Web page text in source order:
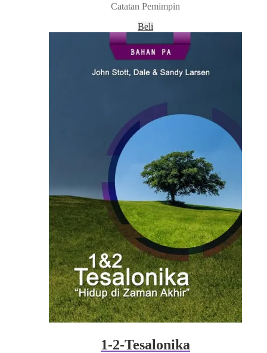
Catatan Pemimpin
Beli
1-2-Tesalonika